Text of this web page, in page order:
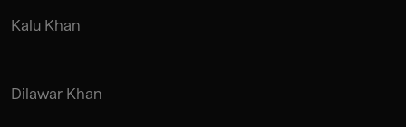
Kalu Khan
Dilawar Khan